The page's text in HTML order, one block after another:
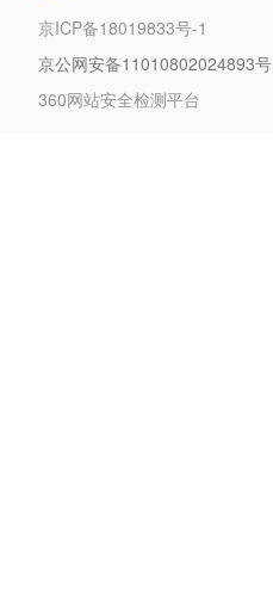
京ICP备18019833号-1
京公网安备11010802024893号
360网站安全检测平台